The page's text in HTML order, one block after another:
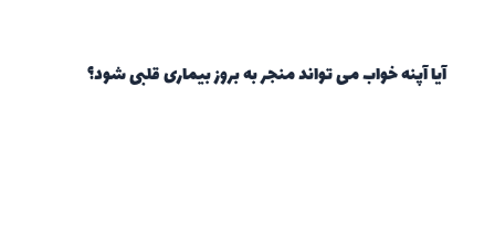
آیا آپنه خواب می تواند منجر به بروز بیماری قلبی شود؟